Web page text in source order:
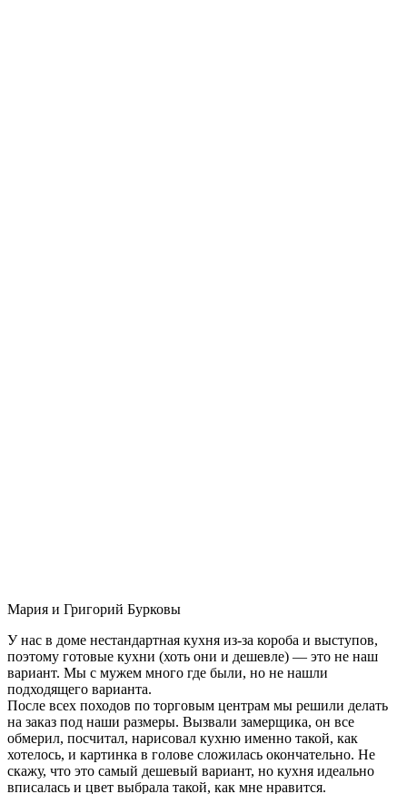
Мария и Григорий Бурковы
У нас в доме нестандартная кухня из-за короба и выступов,
поэтому готовые кухни (хоть они и дешевле) — это не наш
вариант. Мы с мужем много где были, но не нашли
подходящего варианта.
После всех походов по торговым центрам мы решили делать
на заказ под наши размеры. Вызвали замерщика, он все
обмерил, посчитал, нарисовал кухню именно такой, как
хотелось, и картинка в голове сложилась окончательно. Не
скажу, что это самый дешевый вариант, но кухня идеально
вписалась и цвет выбрала такой, как мне нравится.